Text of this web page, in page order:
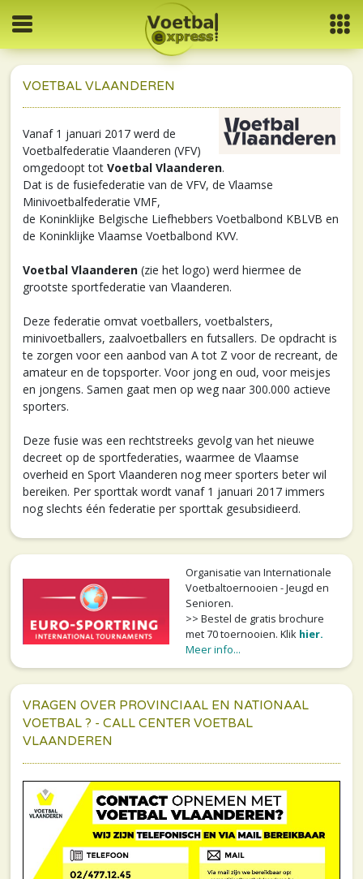
VOETBAL VLAANDEREN
Vanaf 1 januari 2017 werd de
Voetbalfederatie Vlaanderen (VFV)
omgedoopt tot Voetbal Vlaanderen.
Dat is de fusiefederatie van de VFV, de Vlaamse
Minivoetbalfederatie VMF,
de Koninklijke Belgische Liefhebbers Voetbalbond KBLVB en
de Koninklijke Vlaamse Voetbalbond KVV.
Voetbal Vlaanderen (zie het logo) werd hiermee de
grootste sportfederatie van Vlaanderen.
Deze federatie omvat voetballers, voetbalsters,
minivoetballers, zaalvoetballers en futsallers. De opdracht is
te zorgen voor een aanbod van A tot Z voor de recreant, de
amateur en de topsporter. Voor jong en oud, voor meisjes
en jongens. Samen gaat men op weg naar 300.000 actieve
sporters.
Deze fusie was een rechtstreeks gevolg van het nieuwe
decreet op de sportfederaties, waarmee de Vlaamse
overheid en Sport Vlaanderen nog meer sporters beter wil
bereiken. Per sporttak wordt vanaf 1 januari 2017 immers
nog slechts één federatie per sporttak gesubsidieerd.
Organisatie van Internationale
Voetbaltoernooien - Jeugd en
Senioren.
>> Bestel de gratis brochure
met 70 toernooien. Klik hier.
Meer info...
VRAGEN OVER PROVINCIAAL EN NATIONAAL
VOETBAL ? - CALL CENTER VOETBAL
VLAANDEREN